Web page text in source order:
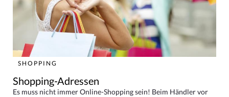
SHOPPING
Shopping-Adressen
Es muss nicht immer Online-Shopping sein! Beim Händler vor